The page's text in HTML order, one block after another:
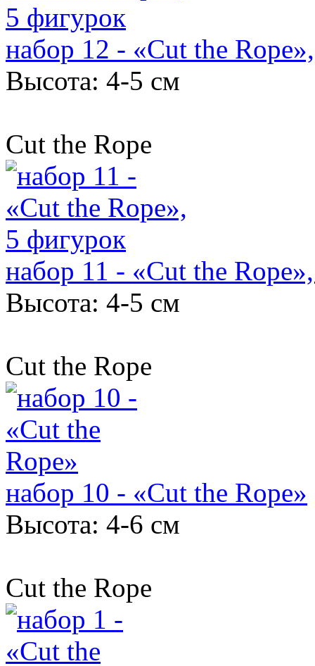
набор 12 - «Cut the
Высота: 4-5 см
Cut the Rope
набор 11 - «Cut the
Высота: 4-5 см
Cut the Rope
набор 10 - «Cut the Rope»
Высота: 4-6 см
Cut the Rope